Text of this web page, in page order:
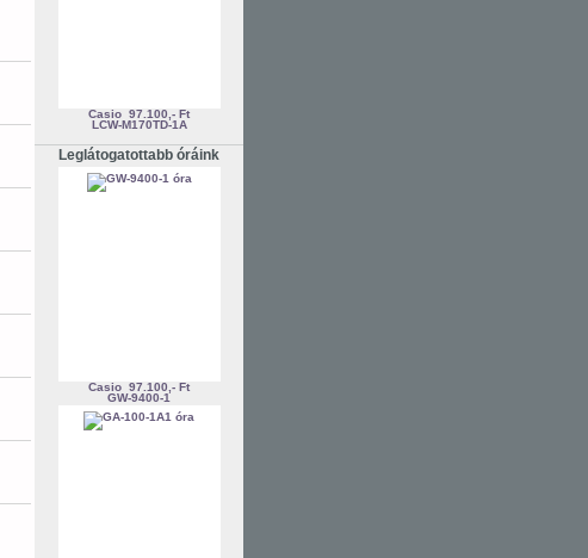
Casio 97.100,- Ft
LCW-M170TD-1A
Leglátogatottabb óráink
Casio 97.100,- Ft
GW-9400-1